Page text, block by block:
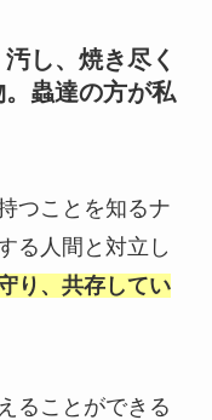
し、焼き尽く
蟲達の方が私
つことを知るナ
る人間と対立し
り、共存してい
ることができる